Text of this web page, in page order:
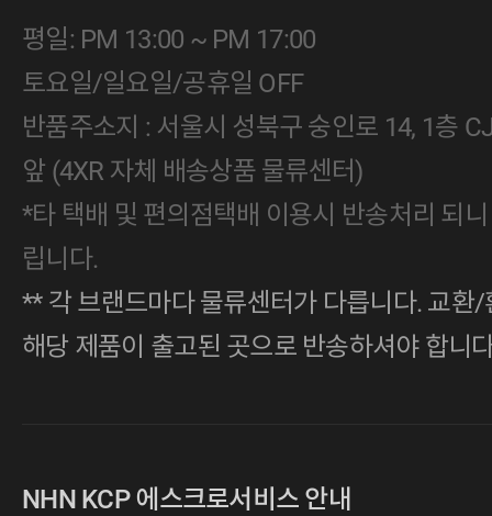
평일: PM 13:00 ~ PM 17:00
토요일/일요일/공휴일 OFF
반품주소지 : 서울시 성북구 숭인로 14, 1층
앞 (4XR 자체 배송상품 물류센터)
*타 택배 및 편의점택배 이용시 반송처리 되
립니다.
** 각 브랜드마다 물류센터가 다릅니다. 교환
해당 제품이 출고된 곳으로 반송하셔야 합니
NHN KCP 에스크로서비스 안내